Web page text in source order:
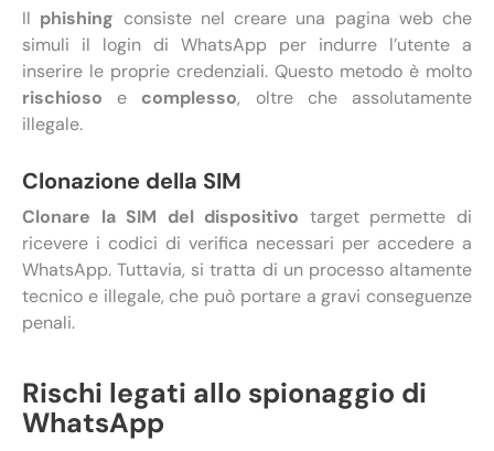
Il phishing consiste nel creare una pagina web che
simuli il login di WhatsApp per indurre l’utente a
inserire le proprie credenziali. Questo metodo è molto
rischioso e complesso, oltre che assolutamente
illegale.
Clonazione della SIM
Clonare la SIM del dispositivo target permette di
ricevere i codici di verifica necessari per accedere a
WhatsApp. Tuttavia, si tratta di un processo altamente
tecnico e illegale, che può portare a gravi conseguenze
penali.
Rischi legati allo spionaggio di
WhatsApp